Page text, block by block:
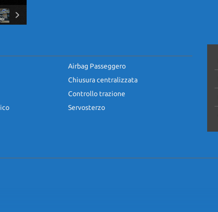
Airbag Passeggero
Chiusura centralizzata
Controllo trazione
Servosterzo